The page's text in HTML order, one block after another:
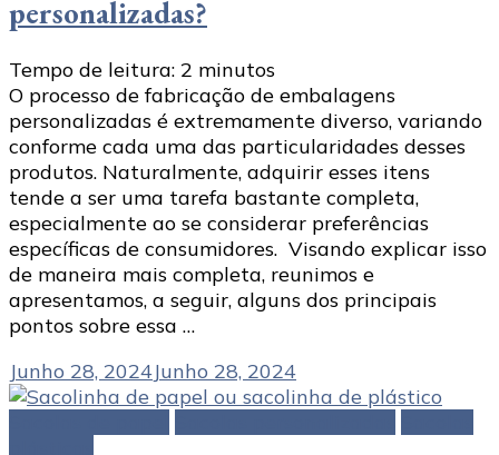
personalizadas?
Tempo de leitura: 2 minutos
O processo de fabricação de embalagens
personalizadas é extremamente diverso, variando
conforme cada uma das particularidades desses
produtos. Naturalmente, adquirir esses itens
tende a ser uma tarefa bastante completa,
especialmente ao se considerar preferências
específicas de consumidores. Visando explicar isso
de maneira mais completa, reunimos e
apresentamos, a seguir, alguns dos principais
pontos sobre essa …
Junho 28, 2024Junho 28, 2024